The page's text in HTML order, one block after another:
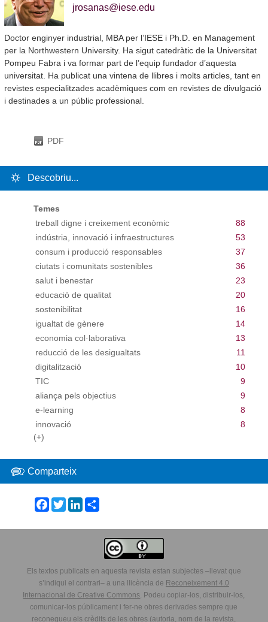
jrosanas@iese.edu
Doctor enginyer industrial, MBA per l’IESE i Ph.D. en Management
per la Northwestern University. Ha sigut catedràtic de la Universitat
Pompeu Fabra i va formar part de l’equip fundador d’aquesta
universitat. Ha publicat una vintena de llibres i molts articles, tant en
revistes especialitzades acadèmiques com en revistes de divulgació
i destinades a un públic professional.
PDF
Descobriu...
Temes
treball digne i creixement econòmic
88
indústria, innovació i infraestructures
53
consum i producció responsables
37
ciutats i comunitats sostenibles
36
salut i benestar
23
educació de qualitat
20
sostenibilitat
16
igualtat de gènere
14
economia col·laborativa
13
reducció de les desigualtats
11
digitalització
10
TIC
9
aliança pels objectius
9
e-learning
8
innovació
8
(+)
Comparteix
Facebook
TwitterLinkedIn
Share
Els textos publicats en aquesta revista estan subjectes –llevat que
s’indiqui el contrari– a una llicència de Reconeixement 4.0
Internacional de Creative Commons. Podeu copiar-los, distribuir-los,
comunicar-los públicament i fer-ne obres derivades sempre que
reconegueu els crèdits de les obres (autoria, nom de la revista,